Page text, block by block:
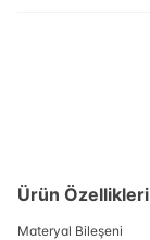
Ürün Özellikleri
Materyal Bileşeni